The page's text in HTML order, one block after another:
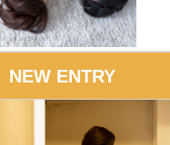
NEW ENTRY